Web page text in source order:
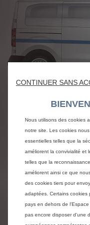
BENNES
Pour transporter
plus lourdes, en
propose une
ridelles et pick-up
CONTINUER SANS
Nous utilisons des cookies
notre site. Les cookies
essentielles telles que la
améliorent la convivialité et
telles que la
améliorent ainsi ce que
des cookies tiers pour
adaptées. Certains cookies
pays en dehors de
pas encore disposer d'une